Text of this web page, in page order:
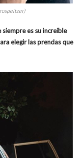
es su increíble
elegir las prendas que